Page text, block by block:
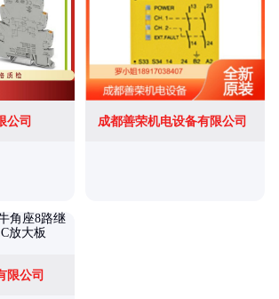
公司 成都善荣机电设备有限公司
限公司